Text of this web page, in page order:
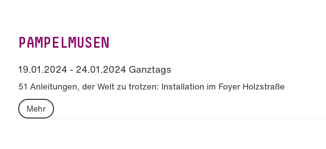
PAMPELMUSEN
19.01.2024 - 24.01.2024 Ganztags
51 Anleitungen, der Welt zu trotzen: Installation im Foyer Holzstraße
Mehr